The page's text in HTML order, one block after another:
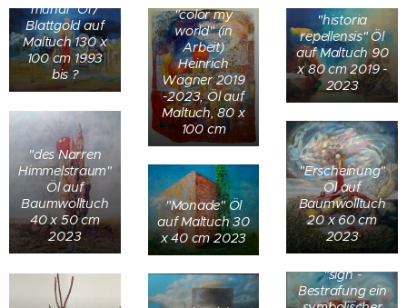
mundi" Öl /
Blattgold auf
Maltuch 130 x
100 cm 1993
bis ?
"color my
world" (in
Arbeit)
Heinrich
Wagner 2019
-2023, Öl auf
Maltuch, 80 x
100 cm
"historia
repellensis" Öl
auf Maltuch 90
x 80 cm 2019 -
2023
"des Narren
Himmelstraum"
Öl auf
Baumwolltuch
40 x 50 cm
2023
"Erscheinung"
Öl auf
Baumwolltuch
20 x 60 cm
2023
"Monade" Öl
auf Maltuch 30
x 40 cm 2023
"sign -
Bestrafung ein